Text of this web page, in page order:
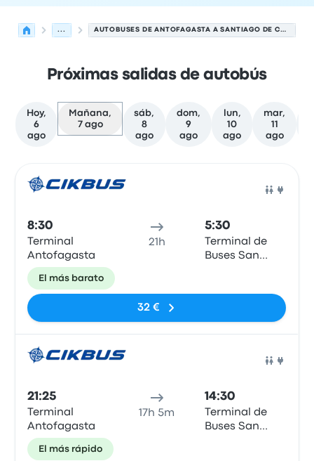
... AUTOBUSES DE ANTOFAGASTA A SANTIAGO DE CHILE
Próximas salidas de autobús
Hoy,
6
ago
Mañana,
7 ago
sáb,
8
ago
dom,
9
ago
lun,
10
ago
mar,
11
ago
8:30
Terminal
Antofagasta
21h
5:30
Terminal de
Buses San
El más barato
32 €
21:25
Terminal
Antofagasta
17h 5m
14:30
Terminal de
Buses San
El más rápido